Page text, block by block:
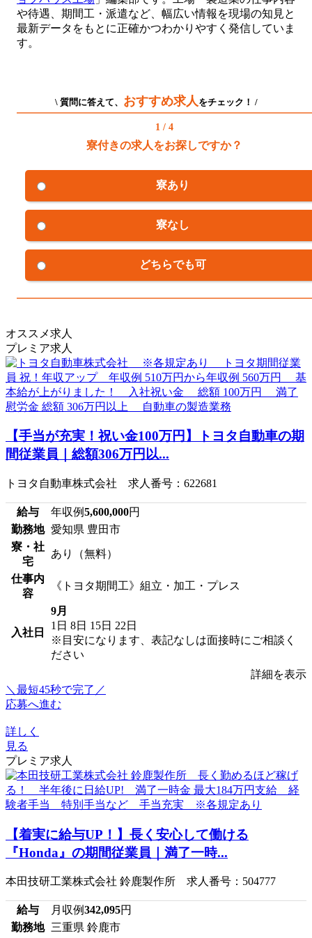
や待遇、期間工・派遣など、幅広い情報を現場の知見と
最新データをもとに正確かつわかりやすく発信していま
す。
\ 質問に答えて、 おすすめ求人 をチェック！ /
1 / 4
寮付きの求人をお探しですか？
寮あり
寮なし
どちらでも可
オススメ求人
プレミア求人
【手当が充実！祝い金100万円】トヨタ自動車の期
間従業員｜総額306万円以...
トヨタ自動車株式会社 求人番号：622681
給与 年収例5,600,000円
勤務地 愛知県 豊田市
寮・社
宅
あり（無料）
仕事内
容
《トヨタ期間工》組立・加工・プレス
入社日
9月
1日 8日 15日 22日
※目安になります、表記なしは面接時にご相談く
ださい
詳細を表示
＼最短45秒で完了／
応募へ進む
詳しく
見る
プレミア求人
【着実に給与UP！】長く安心して働ける
『Honda』の期間従業員｜満了一時...
本田技研工業株式会社 鈴鹿製作所 求人番号：504777
給与 月収例342,095円
勤務地 三重県 鈴鹿市